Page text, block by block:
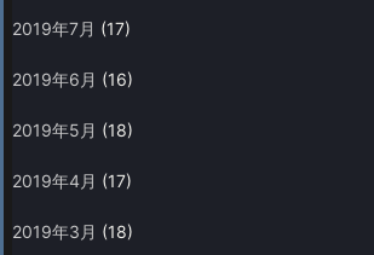
2019年7月 (17)
2019年6月 (16)
2019年5月 (18)
2019年4月 (17)
2019年3月 (18)